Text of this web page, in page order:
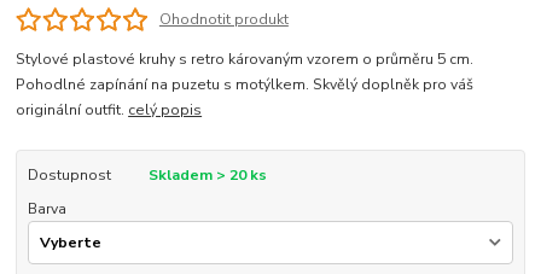
Ohodnotit produkt
Stylové plastové kruhy s retro károvaným vzorem o průměru 5 cm.
Pohodlné zapínání na puzetu s motýlkem. Skvělý doplněk pro váš
originální outfit. celý popis
Dostupnost
Skladem > 20 ks
Barva